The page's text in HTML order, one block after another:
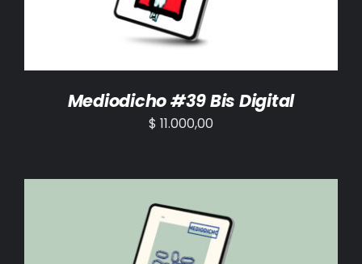
Mediodicho #39 Bis Digital
$ 11.000,00